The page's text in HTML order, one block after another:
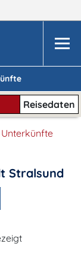
Reisedaten
Unterkünfte
Stralsund